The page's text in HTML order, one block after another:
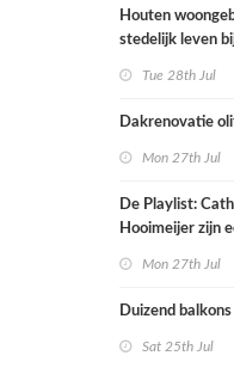
Houten
stedelijk leven
Tue 28th Jul
Dakrenovatie
Mon 27th Jul
De Playlist:
Hooimeijer zijn
Mon 27th Jul
Duizend
Sat 25th Jul